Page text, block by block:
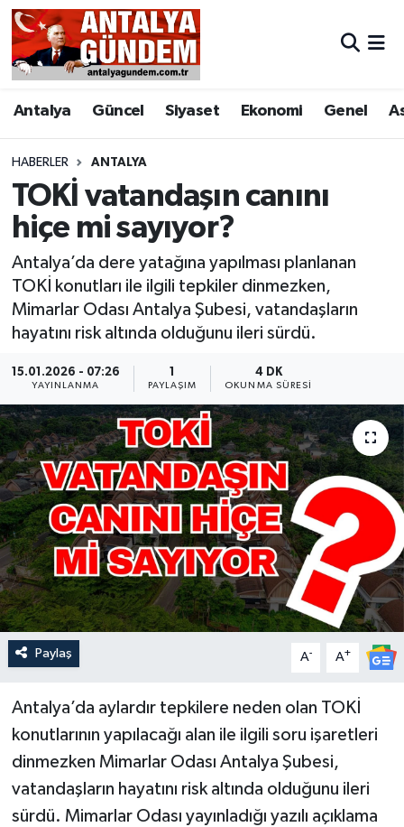
Antalya Güncel Siyaset Ekonomi Genel
HABERLER ANTALYA
TOKİ vatandaşın canını
hiçe mi sayıyor?
Antalya’da dere yatağına yapılması planlanan
TOKİ konutları ile ilgili tepkiler dinmezken,
Mimarlar Odası Antalya Şubesi, vatandaşların
hayatını risk altında olduğunu ileri sürdü.
15.01.2026 - 07:26
YAYINLANMA
1
PAYLAŞIM
4 DK
OKUNMA SÜRESI
Paylaş A- A+
Antalya’da aylardır tepkilere neden olan TOKİ
konutlarının yapılacağı alan ile ilgili soru işaretleri
dinmezken Mimarlar Odası Antalya Şubesi,
vatandaşların hayatını risk altında olduğunu ileri
sürdü. Mimarlar Odası yayınladığı yazılı açıklama
Antalya
Asayiş
Bilim & Teknoloji
Bölge
EĞİTİM
Görüntülü Haber
Güncel
Kültür & Sanat
Magazin
Resmi İlan
Sağlık & Yaşam
Siyaset
Spor
Antalya Nöbetçi Eczaneler
Antalya Hava Durumu
Antalya Namaz Vakitleri
Antalya Trafik Yoğunluk Haritası
Süper Lig Puan Durumu ve Fikstür
Tüm Manşetler
Son Dakika Haberleri
Haber Arşivi